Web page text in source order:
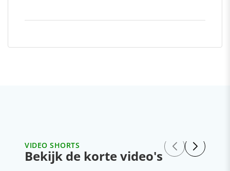
VIDEO SHORTS
Bekijk de korte video's